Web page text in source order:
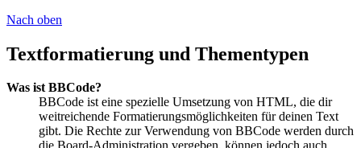
Nach oben
Textformatierung und Thementypen
Was ist BBCode?
BBCode ist eine spezielle Umsetzung von HTML, die dir
weitreichende Formatierungsmöglichkeiten für deinen Text
gibt. Die Rechte zur Verwendung von BBCode werden durch